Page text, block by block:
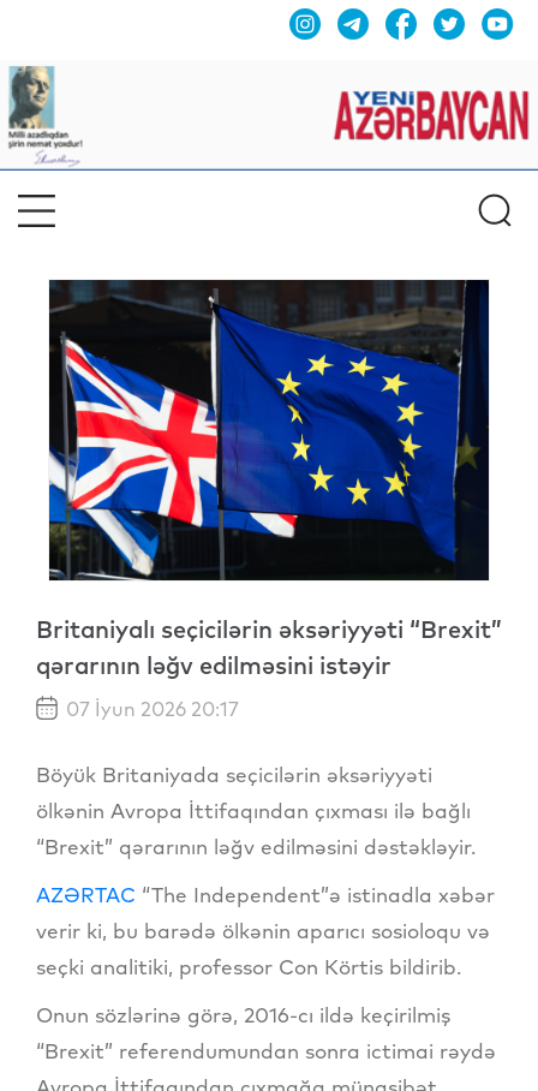
Britaniyalı seçicilərin əksəriyyəti “Brexit”
qərarının ləğv edilməsini istəyir
07 İyun 2026 20:17
Böyük Britaniyada seçicilərin əksəriyyəti
ölkənin Avropa İttifaqından çıxması ilə bağlı
“Brexit” qərarının ləğv edilməsini dəstəkləyir.
AZƏRTAC “The Independent”ə istinadla xəbər
verir ki, bu barədə ölkənin aparıcı sosioloqu və
seçki analitiki, professor Con Körtis bildirib.
Onun sözlərinə görə, 2016-cı ildə keçirilmiş
“Brexit” referendumundan sonra ictimai rəydə